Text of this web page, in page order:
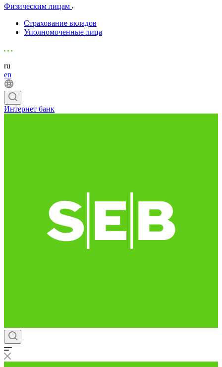
Физическим лицам
Страхование вкладов
Уполномоченные лица
ru
en
Интернет банк